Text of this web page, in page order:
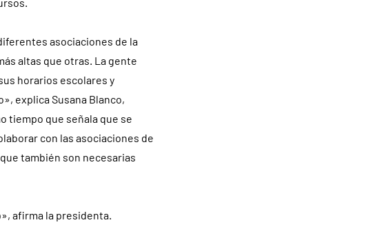
asociaciones de la
altas que otras. La gente
horarios escolares y
explica Susana Blanco,
tiempo que señala que se
con las asociaciones de
también son necesarias
afirma la presidenta.